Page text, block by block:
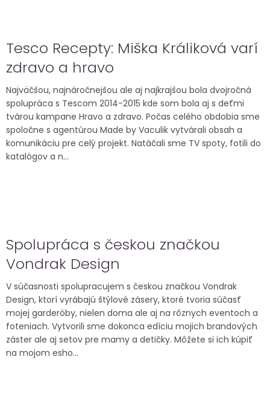
Tesco Recepty: Miška Králiková varí
zdravo a hravo
Najväčšou, najnáročnejšou ale aj najkrajšou bola dvojročná
spolupráca s Tescom 2014-2015 kde som bola aj s deťmi
tvárou kampane Hravo a zdravo. Počas celého obdobia sme
spoločne s agentúrou Made by Vaculik vytvárali obsah a
komunikáciu pre celý projekt. Natáčali sme TV spoty, fotili do
katalógov a n...
Spolupráca s českou značkou
Vondrak Design
V súčasnosti spolupracujem s českou značkou Vondrak
Design, ktorí vyrábajú štýlové zásery, ktoré tvoria súčasť
mojej garderóby, nielen doma ale aj na rôznych eventoch a
foteniach. Vytvorili sme dokonca edíciu mojich brandových
záster ale aj setov pre mamy a detičky. Môžete si ich kúpiť
na mojom esho...